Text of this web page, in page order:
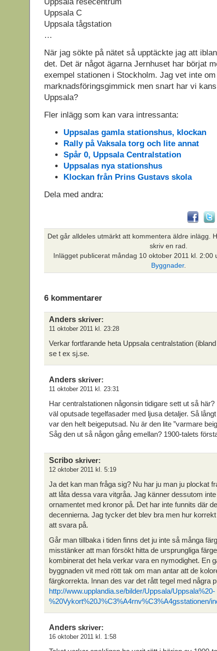
Uppsala C
Uppsala tågstation
…
När jag sökte på nätet så upptäckte jag att
det. Det är något ägarna Jernhuset har börjat
exempel stationen i Stockholm. Jag vet inte
marknadsföringsgimmick men snart har vi
Uppsala?
Fler inlägg som kan vara intressanta:
Uppsalas gamla stationshus, klockan
Rally på Vaksala torg och lite annat
Spår 0, Uppsala Centralstation
Uppsalas nya stationshus
Klockan från Prins Gustavs skola
Dela med andra:
Det går alldeles utmärkt att kommentera äldre inlägg.
skriv en rad.
Inlägget publicerat måndag 10 oktober 2011 kl.
Byggnader.
6 kommentarer
Anders skriver:
11 oktober 2011 kl. 23:28
Verkar fortfarande heta Uppsala centralstation
se t ex sj.se.
Anders skriver:
11 oktober 2011 kl. 23:31
Har centralstationen någonsin tidigare sett ut så
väl oputsade tegelfasader med ljusa detaljer. Så
var den helt beigeputsad. Nu är den lite ”varmare
Såg den ut så någon gång emellan? 1900-talets
Scribo skriver:
12 oktober 2011 kl. 5:19
Ja det kan man fråga sig? Nu har ju man ju plockat
att låta dessa vara vitgråa. Jag känner dessutom
ornamentet med kronor på. Det har inte funnits där
decennierna. Jag tycker det blev bra men hur
att svara på.
Går man tillbaka i tiden finns det ju inte så många
misstänker att man försökt hitta de ursprungliga
kombinerat det hela verkar vara en nymodighet. En
byggnaden vit med rött tak om man antar att de
färgkorrekta. Innan des var det rått tegel med några
http://www.upplandia.se/bilder/Uppsala/Uppsala%20-
%20Vykort%20J%C3%A4rnv%C3%A4gsstationen/
Anders skriver:
16 oktober 2011 kl. 1:58